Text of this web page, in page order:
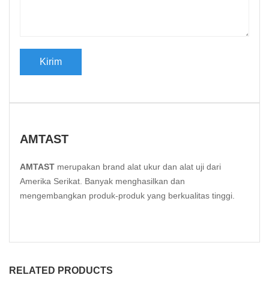
AMTAST
AMTAST merupakan brand alat ukur dan alat uji dari
Amerika Serikat. Banyak menghasilkan dan
mengembangkan produk-produk yang berkualitas tinggi.
RELATED PRODUCTS